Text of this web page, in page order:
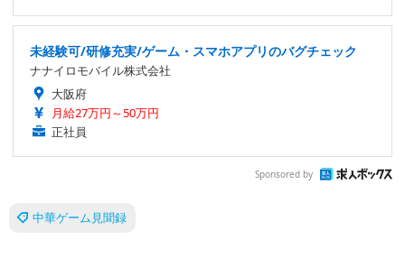
未経験可/研修充実/ゲーム・スマホアプリのバグチェック
ナナイロモバイル株式会社
大阪府
月給27万円～50万円
正社員
Sponsored by
中華ゲーム見聞録